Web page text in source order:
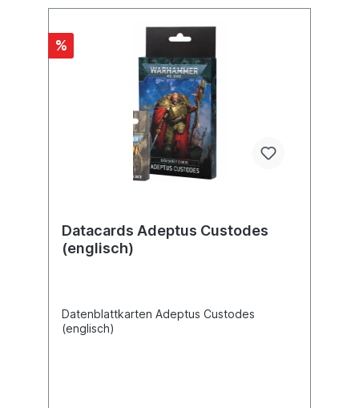
%
Datacards Adeptus Custodes
(englisch)
Datenblattkarten Adeptus Custodes
(englisch)